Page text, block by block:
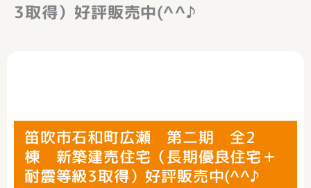
3取得）好評販売中(^^♪
笛吹市石和町広瀬 第二期 全2
棟 新築建売住宅（長期優良住宅＋
耐震等級3取得）好評販売中(^^♪